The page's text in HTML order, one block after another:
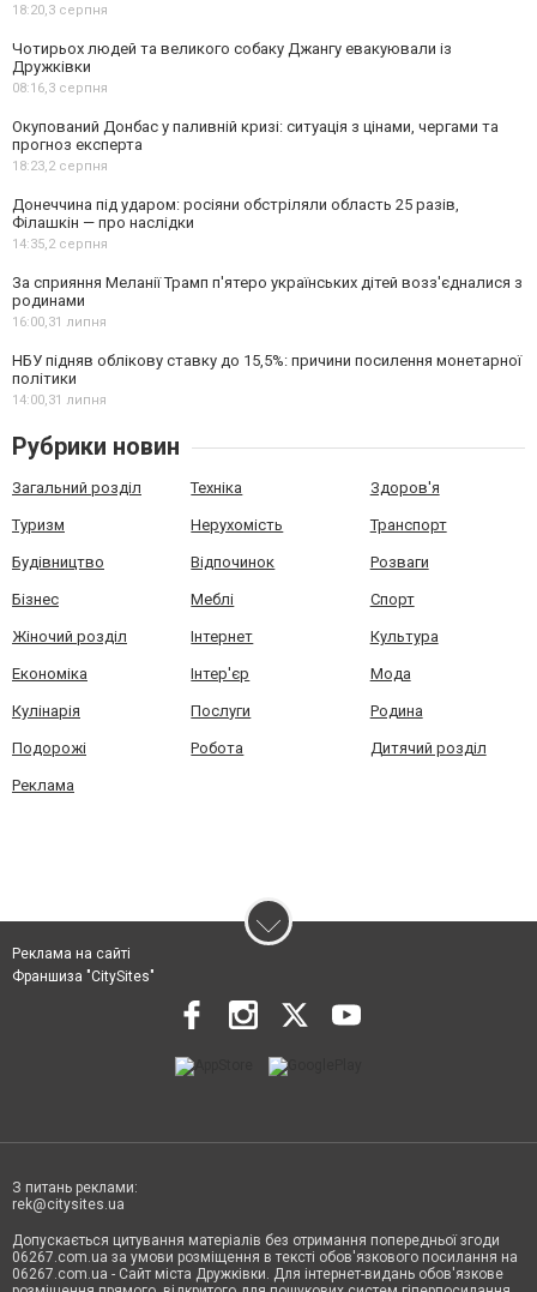
18:20,3 серпня
Чотирьох людей та великого собаку Джангу евакуювали із
Дружківки
08:16,3 серпня
Окупований Донбас у паливній кризі: ситуація з цінами, чергами та
прогноз експерта
18:23,2 серпня
Донеччина під ударом: росіяни обстріляли область 25 разів,
Філашкін — про наслідки
14:35,2 серпня
За сприяння Меланії Трамп п'ятеро українських дітей возз'єдналися з
родинами
16:00,31 липня
НБУ підняв облікову ставку до 15,5%: причини посилення монетарної
політики
14:00,31 липня
Рубрики новин
Загальний розділ Техніка Здоров'я
Туризм Нерухомість Транспорт
Будівництво Відпочинок Розваги
Бізнес Меблі Спорт
Жіночий розділ Інтернет Культура
Економіка Інтер'єр Мода
Кулінарія Послуги Родина
Подорожі Робота Дитячий розділ
Реклама
Реклама на сайті
Франшиза "CitySites"
З питань реклами:
rek@citysites.ua
Допускається цитування матеріалів без отримання попередньої згоди
06267.com.ua за умови розміщення в тексті обов'язкового посилання на
06267.com.ua - Сайт міста Дружківки. Для інтернет-видань обов'язкове